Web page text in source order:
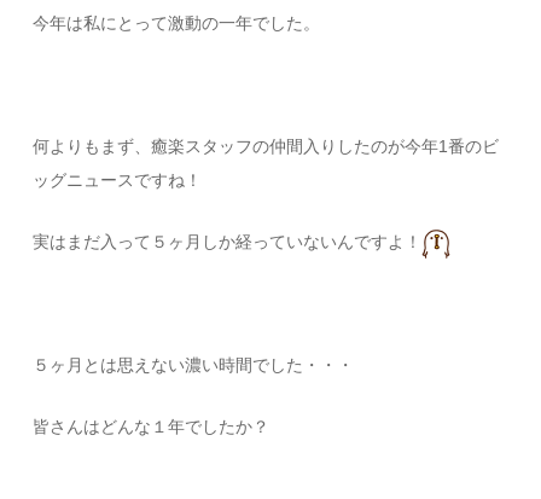
今年は私にとって激動の一年でした。
何よりもまず、癒楽スタッフの仲間入りしたのが今年1番のビ
ッグニュースですね！
実はまだ入って５ヶ月しか経っていないんですよ！
５ヶ月とは思えない濃い時間でした・・・
皆さんはどんな１年でしたか？